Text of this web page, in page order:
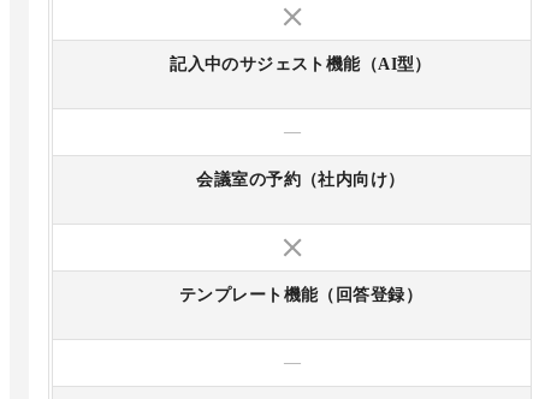
記入中のサジェスト機能（AI型）
—
会議室の予約（社内向け）
テンプレート機能（回答登録）
—